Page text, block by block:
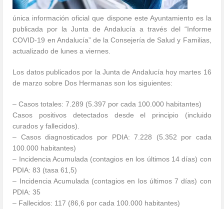
única información oficial que dispone este Ayuntamiento es la
publicada por la Junta de Andalucía a través del “Informe
COVID-19 en Andalucía” de la Consejería de Salud y Familias,
actualizado de lunes a viernes.
Los datos publicados por la Junta de Andalucía hoy martes 16
de marzo sobre Dos Hermanas son los siguientes:
– Casos totales: 7.289 (5.397 por cada 100.000 habitantes)
Casos positivos detectados desde el principio (incluido
curados y fallecidos).
– Casos diagnosticados por PDIA: 7.228 (5.352 por cada
100.000 habitantes)
– Incidencia Acumulada (contagios en los últimos 14 días) con
PDIA: 83 (tasa 61,5)
– Incidencia Acumulada (contagios en los últimos 7 días) con
PDIA: 35
– Fallecidos: 117 (86,6 por cada 100.000 habitantes)